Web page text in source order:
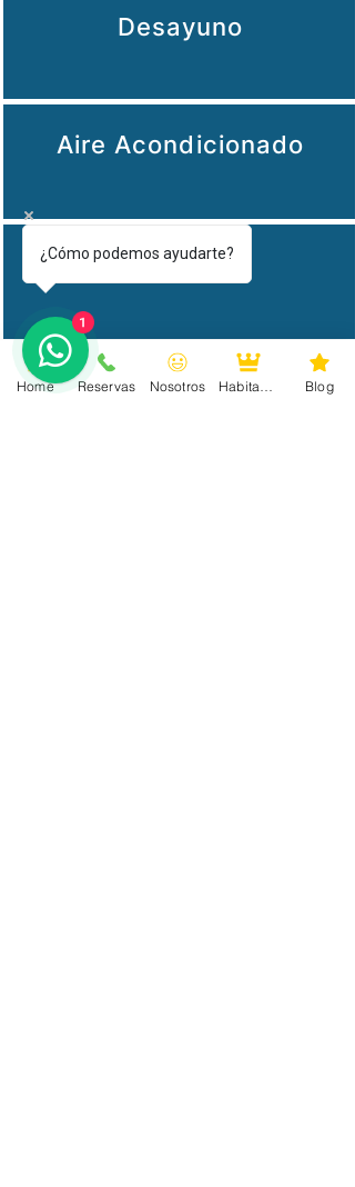
Desayuno
Aire Acondicionado
Bidet
Wi-fi Gratis
Home Reservas Nosotros Blog
¿Cómo podemos ayudarte?
1